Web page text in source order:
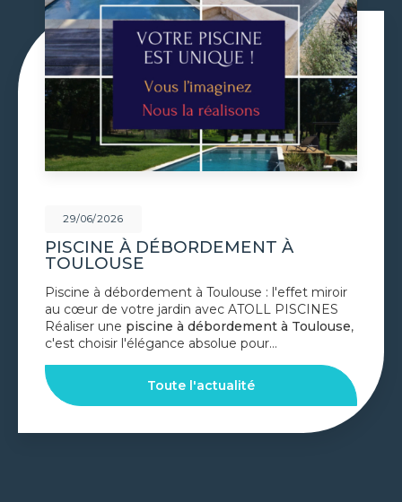
29/06/2026
PISCINE À DÉBORDEMENT À
TOULOUSE
Piscine à débordement à Toulouse : l'effet miroir
au cœur de votre jardin avec ATOLL PISCINES
Réaliser une piscine à débordement à Toulouse,
c'est choisir l'élégance absolue pour…
Toute l'actualité